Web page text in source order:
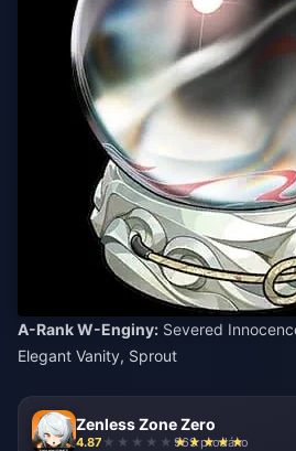
A-Rank W-Enginy: Severed
Elegant Vanity, Sprout
Zenless Zone Zero
4.87 963 prodáno